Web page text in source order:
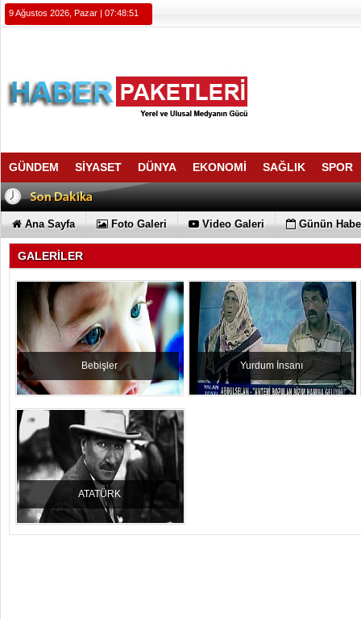
9 Ağustos 2026, Pazar | 07:48:52
GÜNDEM SİYASET DÜNYA EKONOMİ SAĞLIK SPOR
Ana Sayfa Foto Galeri Video Galeri Günün
GALERİLER
Bebişler Yurdum İnsanı
ATATÜRK